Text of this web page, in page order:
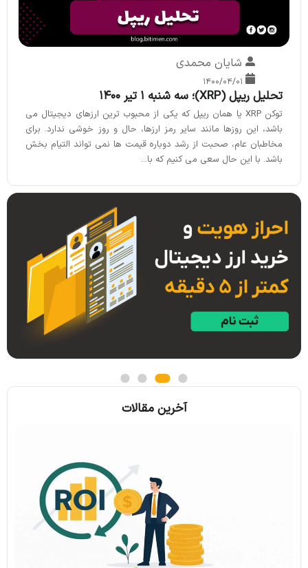
شایان محمدی
۱۴۰۰/۰۴/۰۱
تحلیل ریپل (XRP)؛ سه شنبه 1 تیر 1400
توکن XRP یا همان ریپل که یکی از محبوب ترین ارزهای دیجیتال می
باشد، این روزها مانند سایر رمز ارزها، حال و روز خوشی ندارد. برای
مخاطبان عام، صحبت از رشد دوباره قیمت ها نمی تواند التیام بخش
باشد. با این حال سعی می کنیم که با...
آخرین مقالات